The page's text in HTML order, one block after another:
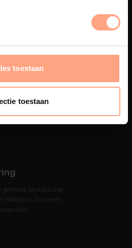
toestaan
toestaan
als resultaat een
gehele productie
hebben, kunnen